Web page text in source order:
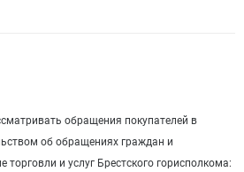
обращения покупателей в
об обращениях граждан и
торговли и услуг Брестского горисполкома: